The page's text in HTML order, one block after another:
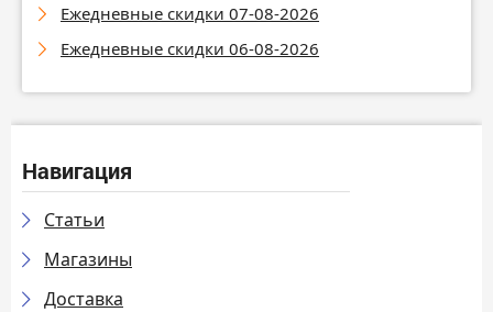
Ежедневные скидки 07-08-2026
Ежедневные скидки 06-08-2026
Навигация
Статьи
Магазины
Доставка